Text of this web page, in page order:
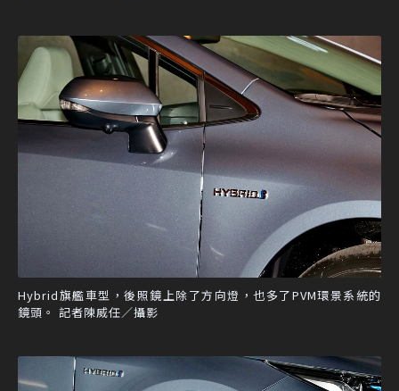
Hybrid旗艦車型，後照鏡上除了方向燈，也多了PVM環景系統的
鏡頭。 記者陳威任／攝影